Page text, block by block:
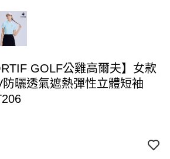
GOLF公雞高爾夫】女款
曬透氣遮熱彈性立體短袖